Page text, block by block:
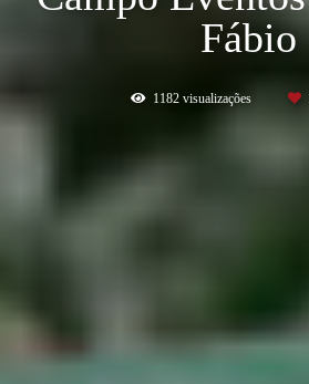
Fábio
1182 visualizações